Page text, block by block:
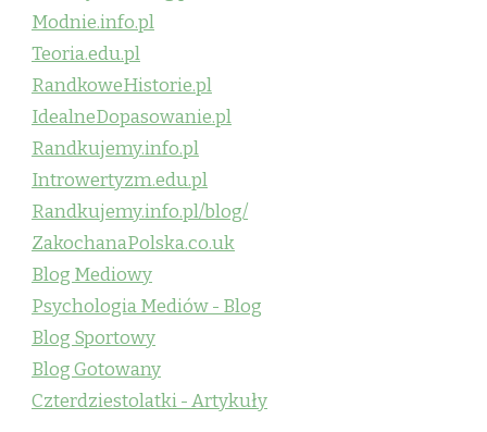
Modnie.info.pl
Teoria.edu.pl
RandkoweHistorie.pl
IdealneDopasowanie.pl
Randkujemy.info.pl
Introwertyzm.edu.pl
Randkujemy.info.pl/blog/
ZakochanaPolska.co.uk
Blog Mediowy
Psychologia Mediów - Blog
Blog Sportowy
Blog Gotowany
Czterdziestolatki - Artykuły